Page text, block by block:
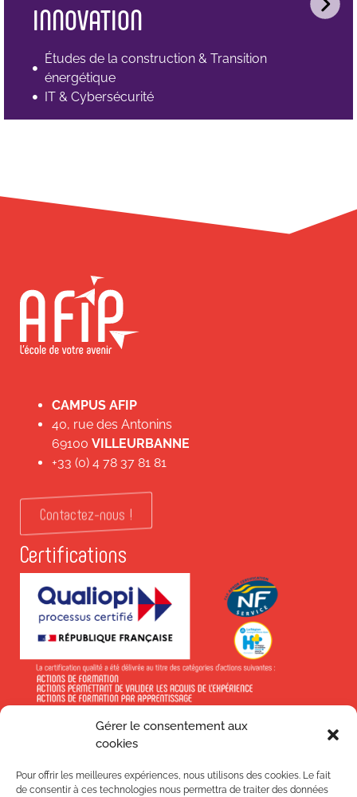
Gérer le consentement aux
cookies
Pour offrir les meilleures expériences, nous utilisons des cookies. Le fait
de consentir à ces technologies nous permettra de traiter des données
INNOVATION
Études de la construction & Transition
énergétique
IT & Cybersécurité
CAMPUS AFIP
40, rue des Antonins
69100 VILLEURBANNE
+33 (0) 4 78 37 81 81
Contactez-nous !
Certifications
En savoir +